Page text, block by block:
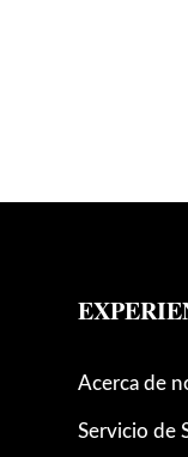
Acerca de
Servicio de